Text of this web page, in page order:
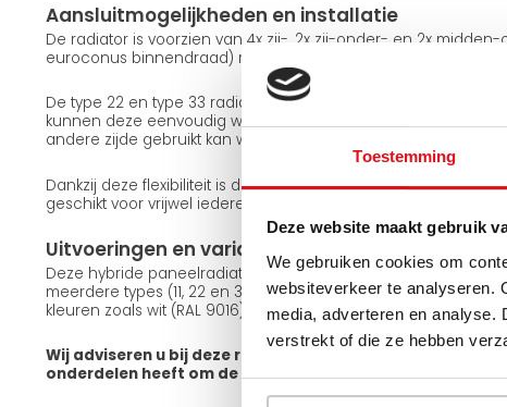
Toestemming
Deze website maakt gebruik
We gebruiken cookies om
websiteverkeer te analyseren.
media, adverteren en analyse.
verstrekt of die ze hebben
Aansluitmogelijkheden en installatie
De radiator is voorzien van 4x zij-, 2x zij-onder- en 2x
euroconus binnendraad) met een standaard hartafstand aan
De type 22 en type 33 radiatoren zijn omkeerbaar. Met de
kunnen deze eenvoudig worden gedraaid, waardoor
andere zijde gebruikt kan worden. De type 11 uitvoering is niet
Dankzij deze flexibiliteit is de radiator eenvoudig aan te
geschikt voor vrijwel iedere installatiesituatie.
Uitvoeringen en varianten
Deze hybride paneelradiator is leverbaar in verschillende
meerdere types (11, 22 en 33), diverse frontafwerkingen zoals
kleuren zoals wit (RAL 9016) en zwart (RAL 9005).
Wij adviseren u bij deze radiator een aansluitset mee te
onderdelen heeft om de radiator op te hangen en aan te